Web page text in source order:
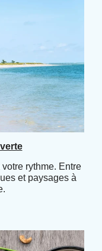
rythme. Entre
et paysages à